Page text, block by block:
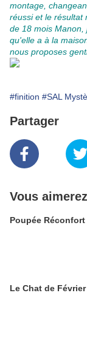
montage,
réussi et le résultat
de 18 mois
qu'elle a à la
nous proposes
#finition #SAL
Partager
Vous
Poupée
Le Chat de